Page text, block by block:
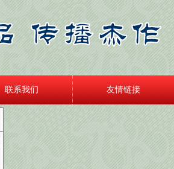
联系我们 友情链接